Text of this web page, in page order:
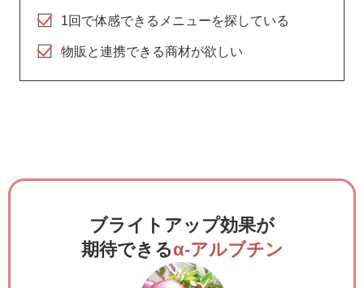
1回で体感できるメニューを探している
物販と連携できる商材が欲しい
ブライトアップ効果が
期待できるα-アルブチン